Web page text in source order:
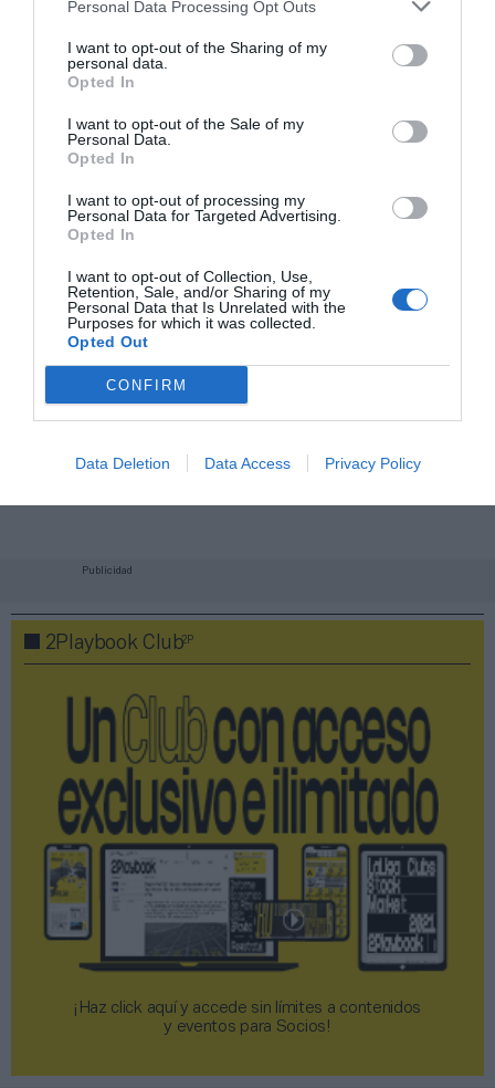
Personal Data Processing Opt Outs
I want to opt-out of the Sharing of my
personal data.
Opted In
I want to opt-out of the Sale of my
Personal Data.
Opted In
I want to opt-out of processing my
Personal Data for Targeted Advertising.
Opted In
I want to opt-out of Collection, Use,
Retention, Sale, and/or Sharing of my
Personal Data that Is Unrelated with the
Purposes for which it was collected.
Opted Out
CONFIRM
Data Deletion Data Access Privacy Policy
Índex2P
Coo bocales estarán Alfonso Arroyo (GO fit), Álvaro
Eduardo Méndez (presidente de la patronal gallega de
gimnasios), Ignacio Triana (Forus), Juan del Río (Viva
(DreamFit) y Roberto Ramos (BeOne).
Añadir
de forma gratuita
Mantente informado con las últimas noticias de actualidad.
Compartir
Imprimir
Publicidad
2Playbook Club2P
¡Haz click aquí y accede sin límites a contenidos
y eventos para Socios!​​​​​​​